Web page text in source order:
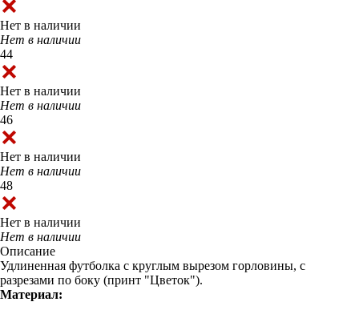
Нет в наличии
Нет в наличии
44
Нет в наличии
Нет в наличии
46
Нет в наличии
Нет в наличии
48
Нет в наличии
Нет в наличии
Описание
Удлиненная футболка с круглым вырезом горловины, с
разрезами по боку (принт "Цветок").
Материал: